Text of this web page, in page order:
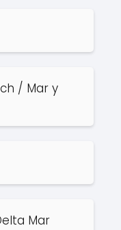
/ Mar y
Mar